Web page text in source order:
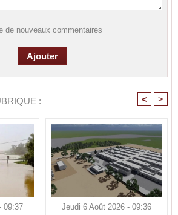
de nouveaux commentaires
: < >
09:37 Jeudi 6 Août 2026 - 09:36